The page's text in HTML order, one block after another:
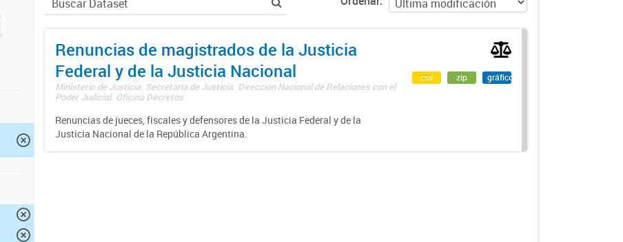
Renuncias de magistrados de la Justicia
Federal y de la Justicia Nacional
Ministerio de Justicia. Secretaría de Justicia. Dirección Nacional de Relaciones con el
Poder Judicial. Oficina Decretos
Renuncias de jueces, fiscales y defensores de la Justicia Federal y de la
Justicia Nacional de la República Argentina.
csv zip gráfico